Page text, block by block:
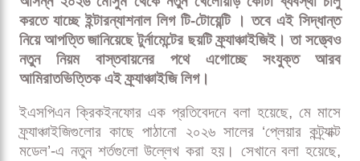
করতে যাচ্ছে ইন্টারন্যাশনাল লিগ টি-টোয়েন্টি । তবে এই সিদ্ধান্ত
নিয়ে আপত্তি জানিয়েছে টুর্নামেন্টের ছয়টি ফ্র্যাঞ্চাইজিই। তা সত্ত্বেও
নতুন নিয়ম বাস্তবায়নের পথে এগোচ্ছে সংযুক্ত আরব
আমিরাতভিত্তিক এই ফ্র্যাঞ্চাইজি লিগ।
ইএসপিএন ক্রিকইনফোর এক প্রতিবেদনে বলা হয়েছে, মে মাসে
ফ্র্যাঞ্চাইজিগুলোর কাছে পাঠানো ২০২৬ সালের ‘প্লেয়ার কন্ট্র্যাক্ট
মডেল’-এ নতুন শর্তগুলো উল্লেখ করা হয়। সেখানে বলা হয়েছে,